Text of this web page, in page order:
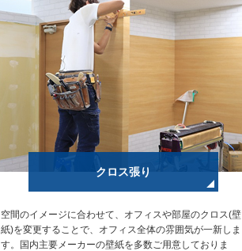
クロス張り
空間のイメージに合わせて、オフィスや部屋のクロス(壁
紙)を変更することで、オフィス全体の雰囲気が一新しま
す。国内主要メーカーの壁紙を多数ご用意しておりま